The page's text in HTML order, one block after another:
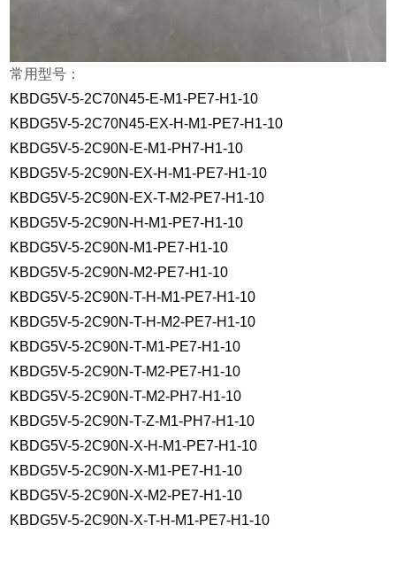
常用型号：
KBDG5V-5-2C70N45-E-M1-PE7-H1-10
KBDG5V-5-2C70N45-EX-H-M1-PE7-H1-10
KBDG5V-5-2C90N-E-M1-PH7-H1-10
KBDG5V-5-2C90N-EX-H-M1-PE7-H1-10
KBDG5V-5-2C90N-EX-T-M2-PE7-H1-10
KBDG5V-5-2C90N-H-M1-PE7-H1-10
KBDG5V-5-2C90N-M1-PE7-H1-10
KBDG5V-5-2C90N-M2-PE7-H1-10
KBDG5V-5-2C90N-T-H-M1-PE7-H1-10
KBDG5V-5-2C90N-T-H-M2-PE7-H1-10
KBDG5V-5-2C90N-T-M1-PE7-H1-10
KBDG5V-5-2C90N-T-M2-PE7-H1-10
KBDG5V-5-2C90N-T-M2-PH7-H1-10
KBDG5V-5-2C90N-T-Z-M1-PH7-H1-10
KBDG5V-5-2C90N-X-H-M1-PE7-H1-10
KBDG5V-5-2C90N-X-M1-PE7-H1-10
KBDG5V-5-2C90N-X-M2-PE7-H1-10
KBDG5V-5-2C90N-X-T-H-M1-PE7-H1-10